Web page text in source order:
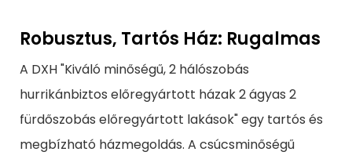
Robusztus, Tartós Ház: Rugalmas
A DXH "Kiváló minőségű, 2 hálószobás
hurrikánbiztos előregyártott házak 2 ágyas 2
fürdőszobás előregyártott lakások" egy tartós és
megbízható házmegoldás. A csúcsminőségű